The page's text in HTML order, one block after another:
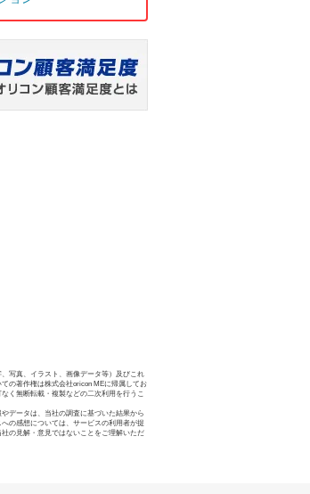
写真、イラスト、画像データ等）及びこれ
の著作権は株式会社oricon MEに帰属してお
く無断転載・複製などの二次利用を行うこ
データは、当社の調査に基づいた結果から
の感想については、サービスの利用者が提
の見解・意見ではないことをご理解いただ